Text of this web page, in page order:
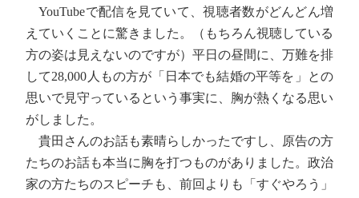
YouTubeで配信を見ていて、視聴者数がどんどん増
えていくことに驚きました。（もちろん視聴している
方の姿は見えないのですが）平日の昼間に、万難を排
して28,000人もの方が「日本でも結婚の平等を」との
思いで見守っているという事実に、胸が熱くなる思い
がしました。
貴田さんのお話も素晴らしかったですし、原告の方
たちのお話も本当に胸を打つものがありました。政治
家の方たちのスピーチも、前回よりも「すぐやろう」